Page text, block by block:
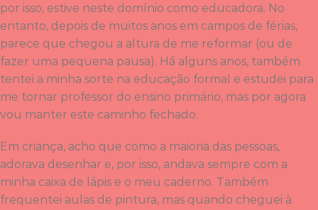
por isso, estive neste domínio como educadora. No
entanto, depois de muitos anos em campos de férias,
parece que chegou a altura de me reformar (ou de
fazer uma pequena pausa). Há alguns anos, também
tentei a minha sorte na educação formal e estudei para
me tornar professor do ensino primário, mas por agora
vou manter este caminho fechado.
Em criança, acho que como a maioria das pessoas,
adorava desenhar e, por isso, andava sempre com a
minha caixa de lápis e o meu caderno. Também
frequentei aulas de pintura, mas quando cheguei à